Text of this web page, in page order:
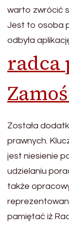
warto zwrócić
Jest to osoba
odbyła
radca
Została
prawnych.
jest niesienie
udzielaniu
także
pamiętać iż